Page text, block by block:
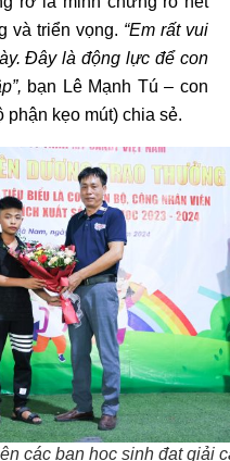
và triển vọng. “Em rất vui
Đây là động lực để con
bạn Lê Mạnh Tú – con
kẹo mút) chia sẻ.
các bạn học sinh đạt giải